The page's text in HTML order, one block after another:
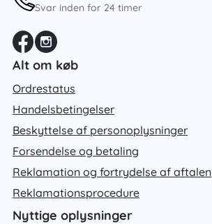
Svar inden for 24 timer
Alt om køb
Ordrestatus
Handelsbetingelser
Beskyttelse af personoplysninger
Forsendelse og betaling
Reklamation og fortrydelse af aftalen
Reklamationsprocedure
Nyttige oplysninger